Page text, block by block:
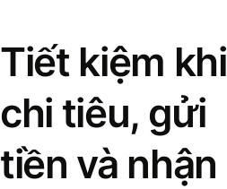
Tiết kiệm khi
chi tiêu, gửi
tiền và nhận